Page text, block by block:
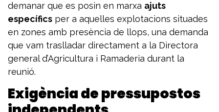
demanar que es posin en marxa ajuts
específics per a aquelles explotacions situades
en zones amb presència de llops, una demanda
que vam traslladar directament a la Directora
general d’Agricultura i Ramaderia durant la
reunió.
Exigència de pressupostos